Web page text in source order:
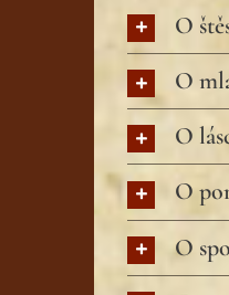
O
O
O
O
O